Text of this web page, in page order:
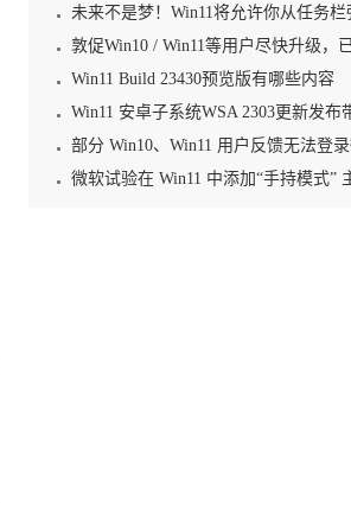
Win11 Build 23430预览版有哪些内容
Win11 安卓子系统WSA 2303更新发布
部分 Win10、Win11 用户反馈无法登